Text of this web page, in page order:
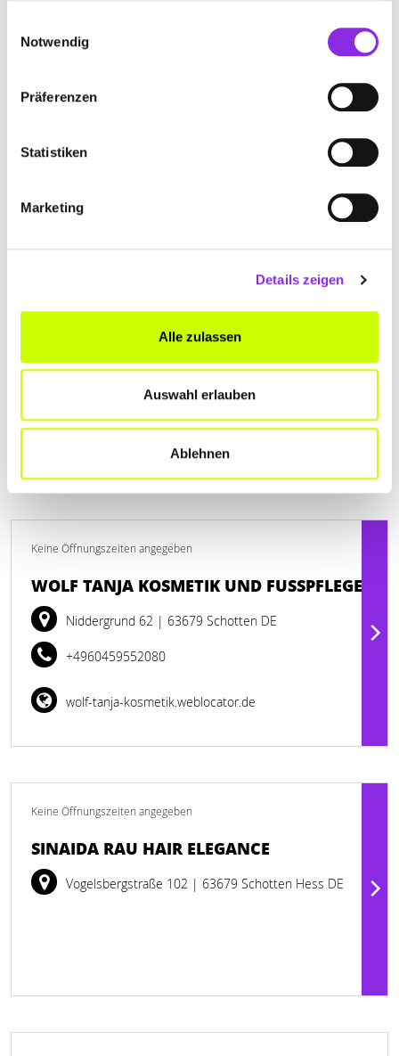
Notwendig
Präferenzen
Statistiken
Marketing
Details zeigen
Alle zulassen
Auswahl erlauben
Ablehnen
Gießener Straße 1
Geschlossen - öffnet morgen um 09:00 Uhr
Keine Öffnungszeiten angegeben
WOLF TANJA KOSMETIK UND FUSSPFLEGE
Niddergrund 62 | 63679 Schotten DE
+4960459552080
wolf-tanja-kosmetik.weblocator.de
Keine Öffnungszeiten angegeben
SINAIDA RAU HAIR ELEGANCE
Vogelsbergstraße 102 | 63679 Schotten Hess DE